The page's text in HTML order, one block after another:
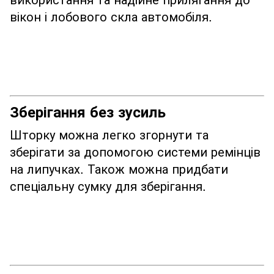
вікон і лобового скла автомобіля.
Зберігання без зусиль
Шторку можна легко згорнути та
зберігати за допомогою системи ремінців
на липучках. Також можна придбати
спеціальну сумку для зберігання.